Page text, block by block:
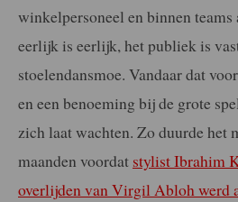
winkelpersoneel en binnen teams
eerlijk is eerlijk, het publiek is
stoelendansmoe. Vandaar dat
en een benoeming bij de grote
zich laat wachten. Zo duurde het
maanden voordat stylist Ibrahim
overlijden van Virgil Abloh werd